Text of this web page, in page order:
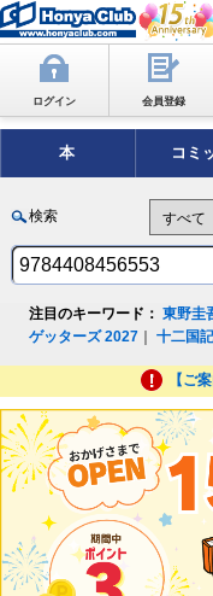
ログイン 会員登録
本 コミ
検索
注目のキーワード： 東野圭
ゲッターズ 2027 ｜十二国
【ご